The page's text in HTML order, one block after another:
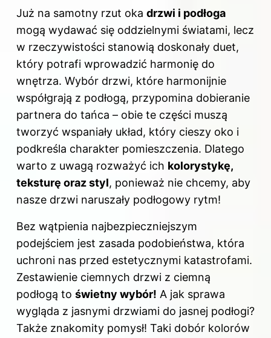
c
e
b
o
o
k
er
e
st
k
e
dI
n
d
di
t
m
bl
r
Już na samotny rzut oka drzwi i podłoga
mogą wydawać się oddzielnymi światami, lecz
w rzeczywistości stanowią doskonały duet,
który potrafi wprowadzić harmonię do
wnętrza. Wybór drzwi, które harmonijnie
współgrają z podłogą, przypomina dobieranie
partnera do tańca – obie te części muszą
tworzyć wspaniały układ, który cieszy oko i
podkreśla charakter pomieszczenia. Dlatego
warto z uwagą rozważyć ich kolorystykę,
teksturę oraz styl, ponieważ nie chcemy, aby
nasze drzwi naruszały podłogowy rytm!
Bez wątpienia najbezpieczniejszym
podejściem jest zasada podobieństwa, która
uchroni nas przed estetycznymi katastrofami.
Zestawienie ciemnych drzwi z ciemną
podłogą to świetny wybór! A jak sprawa
wygląda z jasnymi drzwiami do jasnej podłogi?
Także znakomity pomysł! Taki dobór kolorów